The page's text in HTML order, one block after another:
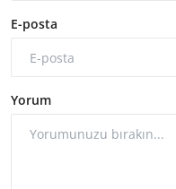
E-posta
Yorum